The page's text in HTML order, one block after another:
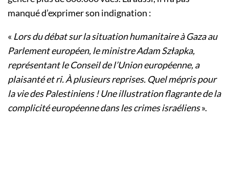
manqué d’exprimer son indignation :
« Lors du débat sur la situation humanitaire à Gaza au
Parlement européen, le ministre Adam Szłapka,
représentant le Conseil de l’Union européenne, a
plaisanté et ri. À plusieurs reprises. Quel mépris pour
la vie des Palestiniens ! Une illustration flagrante de la
complicité européenne dans les crimes israéliens».